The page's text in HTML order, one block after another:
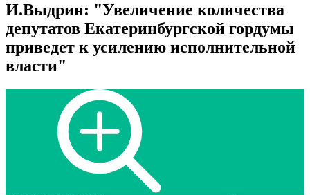
И.Выдрин: "Увеличение количества
депутатов Екатеринбургской гордумы
приведет к усилению исполнительной
власти"